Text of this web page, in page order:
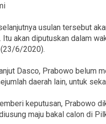
usulan tersebut
akan diputuskan dalam
6/2020).
Dasco, Prabowo belum
daerah lain, untuk
keputusan, Prabowo
maju bakal calon di